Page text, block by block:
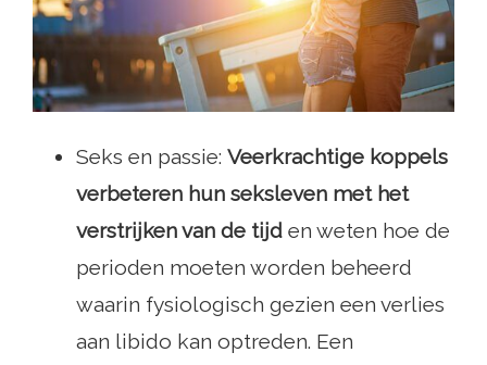
Seks en passie: Veerkrachtige koppels
verbeteren hun seksleven met het
verstrijken van de tijd en weten hoe de
perioden moeten worden beheerd
waarin fysiologisch gezien een verlies
aan libido kan optreden. Een